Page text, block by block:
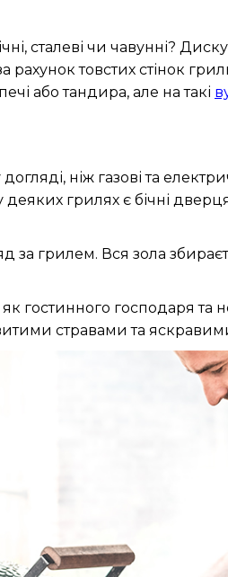
сталеві чи чавунні?
рахунок товстих стінок
або тандира, але на такі
ніж газові та
грилях є бічні
за грилем. Вся зола
гостинного господаря
стравами та